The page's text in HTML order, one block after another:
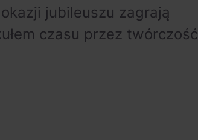
jubileuszu zagrają
czasu przez twórczość